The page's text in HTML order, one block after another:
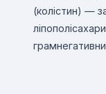
(колістин) —